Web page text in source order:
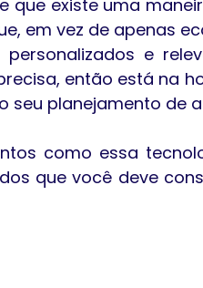
que existe uma
em vez de apenas
e
então está na
seu planejamento de
como essa
que você deve